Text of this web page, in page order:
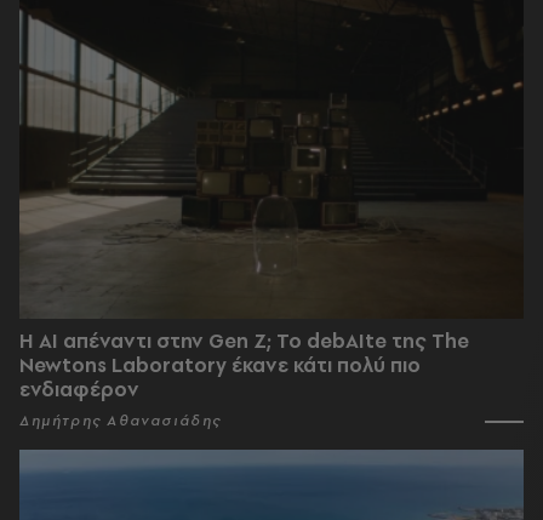
Η AI απέναντι στην Gen Z; Το debAIte της The
Newtons Laboratory έκανε κάτι πολύ πιο
ενδιαφέρον
Δημήτρης Αθανασιάδης